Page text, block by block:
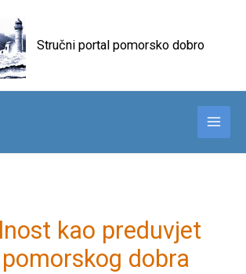
Stručni portal pomorsko dobro
kao preduvjet
dobra